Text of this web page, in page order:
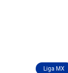
Liga MX